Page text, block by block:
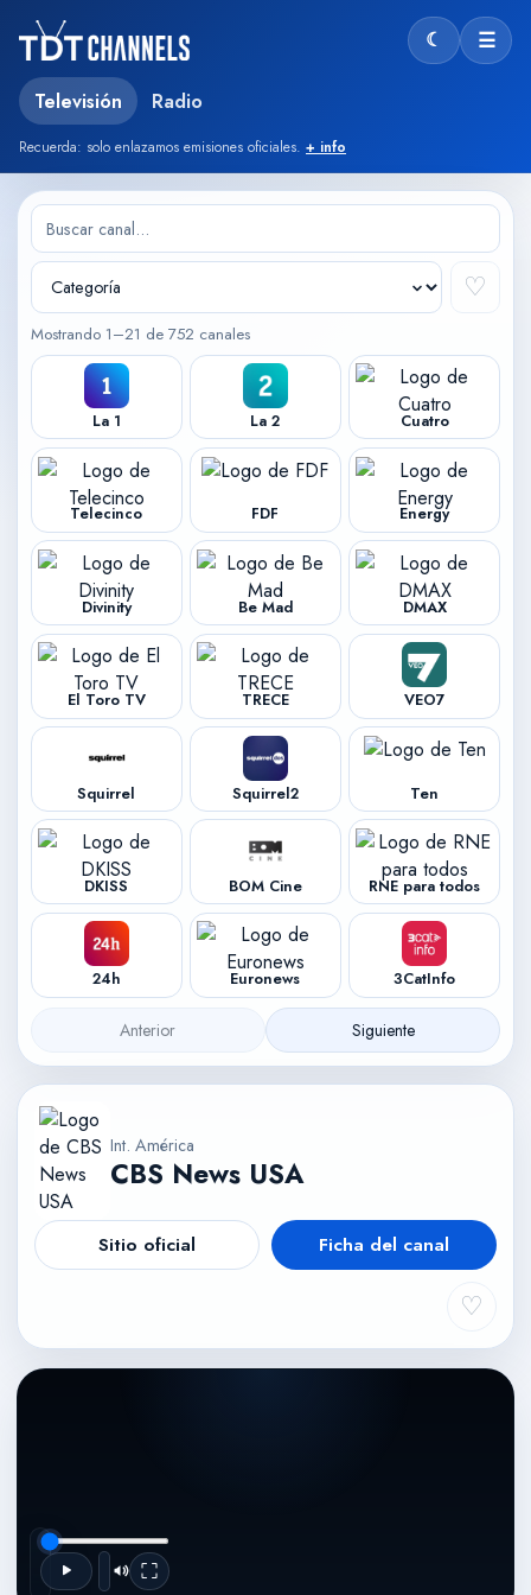
Televisión Radio
Recuerda: solo enlazamos emisiones oficiales. + info
☾Modo☰
♡
Mostrando 1–21 de 752 canales
La 1 La 2 Cuatro
Telecinco FDF Energy
Divinity Be Mad DMAX
El Toro TV TRECE VEO7
Squirrel Squirrel2 Ten
DKISS BOM Cine RNE para todos
24h Euronews 3CatInfo
Anterior Siguiente
Int. América
CBS News USA
Sitio oficial Ficha del canal
♡